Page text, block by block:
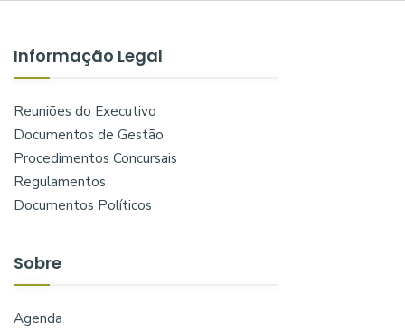
Informação Legal
Reuniões do Executivo
Documentos de Gestão
Procedimentos Concursais
Regulamentos
Documentos Políticos
Sobre
Agenda